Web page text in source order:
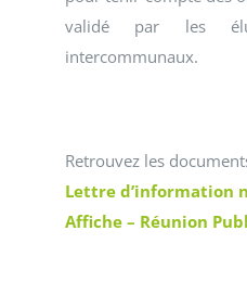
validé par les
intercommunaux.
Retrouvez les
Lettre d’information
Affiche – Réunion